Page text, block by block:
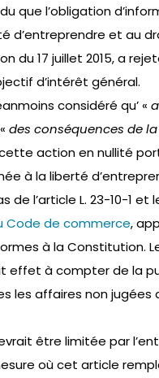
que l’obligation
d’entreprendre et au
du 17 juillet 2015, a
d’intérêt général.
considéré qu’ «
des conséquences de
action en nullité
à la liberté
de l’article L. 23-10-1
Code de commerce,
à la Constitution.
effet à compter de la
les affaires non
être limitée par
où cet article